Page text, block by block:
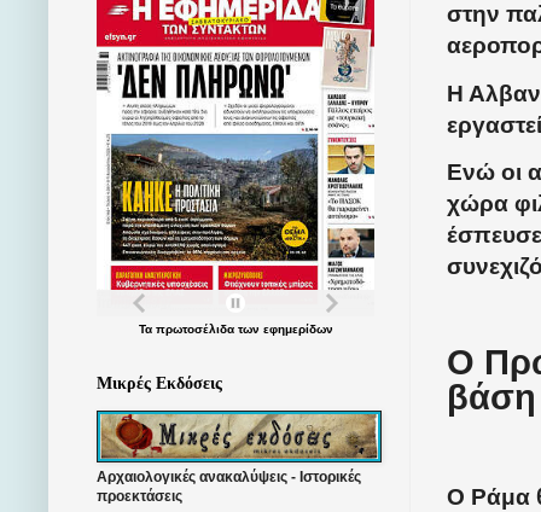
στην
Η
Ενώ οι
χώρα
Ο
βάση
Ο Ράμα
Τα πρωτοσέλιδατων εφημερίδων
Μικρές Εκδόσεις
Αρχαιολογικές ανακαλύψεις - Ιστορικές
προεκτάσεις